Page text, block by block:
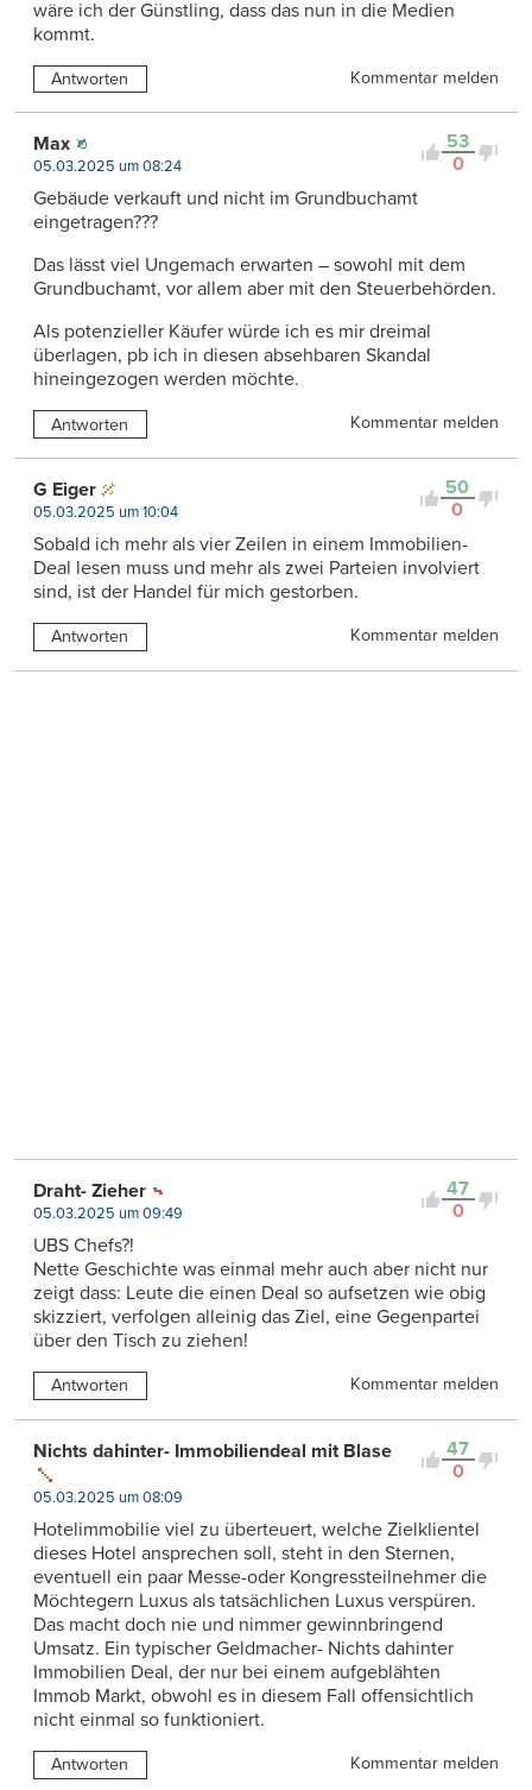
wäre ich der Günstling, dass das nun in die Medien
kommt.
Antworten Kommentar melden
53
0
Max
05.03.2025 um 08:24
Gebäude verkauft und nicht im Grundbuchamt
eingetragen???
Das lässt viel Ungemach erwarten – sowohl mit dem
Grundbuchamt, vor allem aber mit den Steuerbehörden.
Als potenzieller Käufer würde ich es mir dreimal
überlagen, pb ich in diesen absehbaren Skandal
hineingezogen werden möchte.
Antworten Kommentar melden
50
0
G Eiger
05.03.2025 um 10:04
Sobald ich mehr als vier Zeilen in einem Immobilien-
Deal lesen muss und mehr als zwei Parteien involviert
sind, ist der Handel für mich gestorben.
Antworten Kommentar melden
47
0
Draht- Zieher
05.03.2025 um 09:49
UBS Chefs?!
Nette Geschichte was einmal mehr auch aber nicht nur
zeigt dass: Leute die einen Deal so aufsetzen wie obig
skizziert, verfolgen alleinig das Ziel, eine Gegenpartei
über den Tisch zu ziehen!
Antworten Kommentar melden
47
0
Nichts dahinter- Immobiliendeal mit Blase
05.03.2025 um 08:09
Hotelimmobilie viel zu überteuert, welche Zielklientel
dieses Hotel ansprechen soll, steht in den Sternen,
eventuell ein paar Messe-oder Kongressteilnehmer die
Möchtegern Luxus als tatsächlichen Luxus verspüren.
Das macht doch nie und nimmer gewinnbringend
Umsatz. Ein typischer Geldmacher- Nichts dahinter
Immobilien Deal, der nur bei einem aufgeblähten
Immob Markt, obwohl es in diesem Fall offensichtlich
nicht einmal so funktioniert.
Antworten Kommentar melden